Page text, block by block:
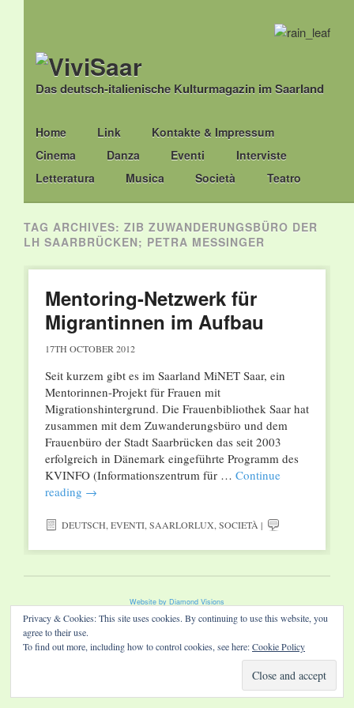
Das deutsch-italienische Kulturmagazin im Saarland
Main menu
Skip
to
content
Home Link
Kontakte & Impressum
Cinema
Danza Eventi
Interviste
Letteratura
Musica Società Teatro
TAG ARCHIVES: ZIB ZUWANDERUNGSBÜRO DER
LH SAARBRÜCKEN; PETRA MESSINGER
Mentoring-Netzwerk für
Migrantinnen im Aufbau
17TH OCTOBER 2012
Seit kurzem gibt es im Saarland MiNET Saar, ein
Mentorinnen-Projekt für Frauen mit
Migrationshintergrund. Die Frauenbibliothek Saar hat
zusammen mit dem Zuwanderungsbüro und dem
Frauenbüro der Stadt Saarbrücken das seit 2003
erfolgreich in Dänemark eingeführte Programm des
KVINFO (Informationszentrum für … Continue
reading →
DEUTSCH,EVENTI,SAARLORLUX,SOCIETÀ |
Website by Diamond Visions
Privacy & Cookies: This site uses cookies. By continuing to use this website, you
agree to their use.
To find out more, including how to control cookies, see here:Cookie Policy